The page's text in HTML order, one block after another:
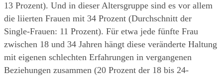
13 Prozent). Und in dieser Altersgruppe sind es vor allem
die liierten Frauen mit 34 Prozent (Durchschnitt der
Single-Frauen: 11 Prozent). Für etwa jede fünfte Frau
zwischen 18 und 34 Jahren hängt diese veränderte Haltung
mit eigenen schlechten Erfahrungen in vergangenen
Beziehungen zusammen (20 Prozent der 18 bis 24-